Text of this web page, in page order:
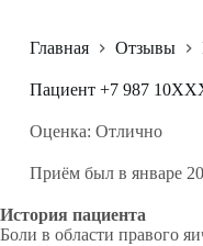
у
и
Главная Отзывы
Пациент +7 987
Оценка: Отлично
Приём был в январе
История пациента
Боли в области правого